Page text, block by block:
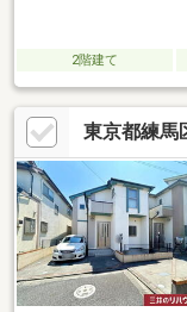
2階建て
東京都練馬